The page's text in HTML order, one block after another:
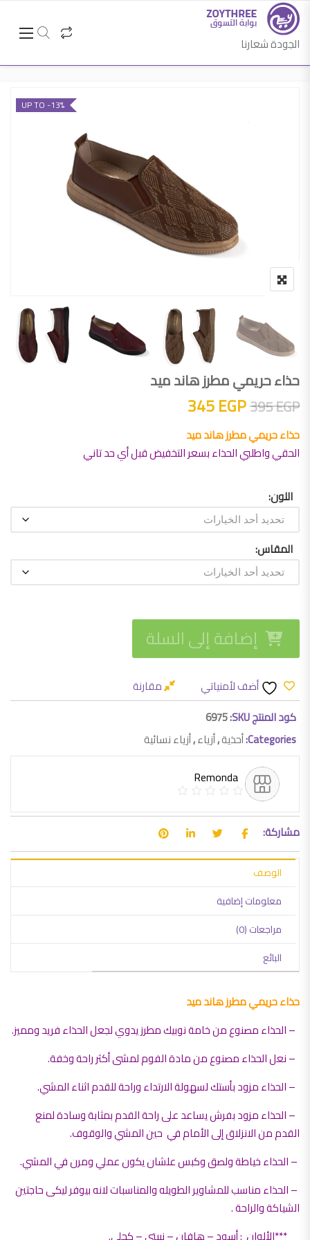
الجودة شعارنا
UP TO -13%
حذاء حريمي مطرز هاند ميد
395EGP السعر الأصلي هو: 395 EGP.
345EGP
حذاء حريمي مطرز هاند ميد
الحقي واطلبي الحذاء بسعر التخفيض قبل أي حد تاني
اللون
المقاس
إضافة إلى السلة
أضف لأمنياتي
مقارنة
كود المنتج SKU:
6975
Categories: أحذية,أزياء,أزياء نسائية
Remonda
مشاركة:
الوصف
معلومات إضافية
مراجعات (0)
البائع
حذاء حريمي مطرز هاند ميد
– الحذاء مصنوع من خامة نوبيك مطرز يدوي لجعل الحذاء فريد ومميز.
– نعل الحذاء مصنوع من مادة الفوم لمشى أكثر راحة وخفة.
– الحذاء مزود بأستك لسهولة الارتداء وراحة للقدم اثناء المشي.
– الحذاء مزود بفرش يساعد على راحة القدم بمثابة وسادة لمنع
القدم من الانزلاق إلى الأمام في حين المشي والوقوف.
– الحذاء خياطة ولصق وكبس علشان يكون عملي ومرن في المشي.
– الحذاء مناسب للمشاوير الطويله والمناسبات لانه بيوفر ليكى حاجتين
الشياكة والراحة .